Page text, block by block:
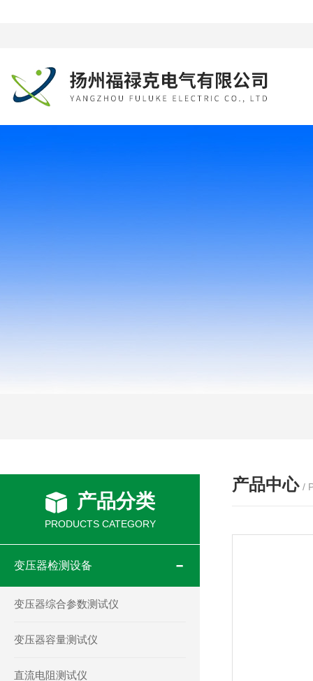
产品分类
PRODUCTS CATEGORY
变压器检测设备
变压器综合参数测试仪
变压器容量测试仪
直流电阻测试仪
产品中心 /